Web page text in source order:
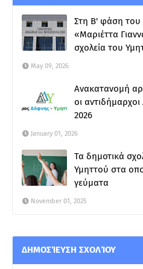
Στη Β' φάση
«Μαριέττα
σχολεία του
May 09, 2026
Ανακατανομή
οι
2026
January 01, 2026
Τα δημοτικά
Υμηττού στα
γεύματα
November 01, 2025
ΔΗΜΟΣΊΕΥΣΗ ΣΧΟΛΊΟΥ